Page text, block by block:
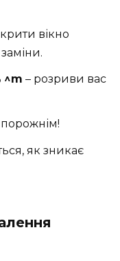
вікно
^m – розриви вас
як зникає